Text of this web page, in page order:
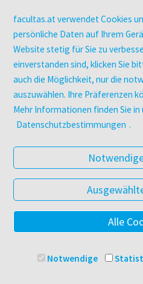
Digitale
Über
facultas
Arbeiten bei
Datenschutz
AGB
© 2025 Facultas
facultas.at verwendet Cookies
persönliche Daten auf Ihrem
Website stetig für Sie zu
einverstanden sind, klicken Sie
auch die Möglichkeit, nur die
auszuwählen. Ihre Präferenzen
Mehr Informationen finden Sie in
Datenschutzbestimmungen .
Alle
Notwendige